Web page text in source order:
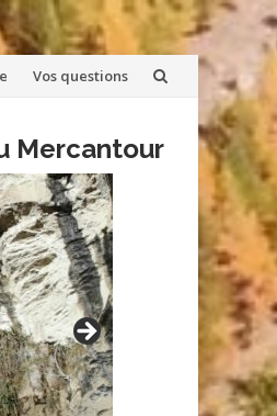
Vos questions
Mercantour